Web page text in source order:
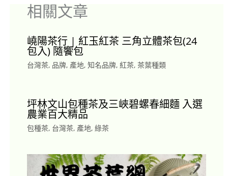
相關文章
嶢陽茶行 | 紅玉紅茶 三角立體茶包(24
包入) 隨饗包
台灣茶, 品牌, 產地, 知名品牌, 紅茶, 茶葉種類
坪林文山包種茶及三峽碧螺春細麵 入選
農業百大精品
包種茶, 台灣茶, 產地, 綠茶